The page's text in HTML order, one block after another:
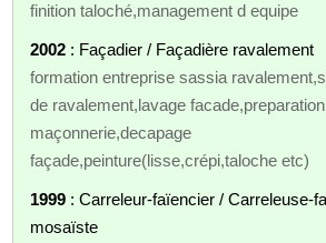
finition taloché,management d equipe
2002 : Façadier / Façadière ravalement
formation entreprise sassia
de ravalement,lavage facade,preparation
maçonnerie,decapage
façade,peinture(lisse,crépi,taloche etc)
1999 : Carreleur-faïencier / Carreleuse-
mosaïste